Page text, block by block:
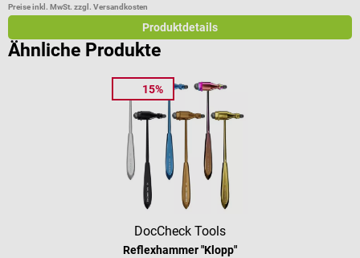
Preise inkl. MwSt. zzgl. Versandkosten
Produktdetails
Ähnliche Produkte
15%
DocCheck Tools
Reflexhammer "Klopp"